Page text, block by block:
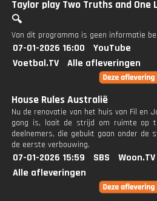
Taylor play Two Truths and One
🔍
Van dit programma is geen informatie
07-01-2026 16:00
YouTube
Voetbal.TV
Alle afleveringen
House Rules Australië
Nu de renovatie van het huis van Fil en
gang is, laait de strijd om ruimte op
deelnemers, die gebukt gaan onder de
de eerste verbouwing.
07-01-2026 15:59 SBS
Woon.TV
Alle afleveringen